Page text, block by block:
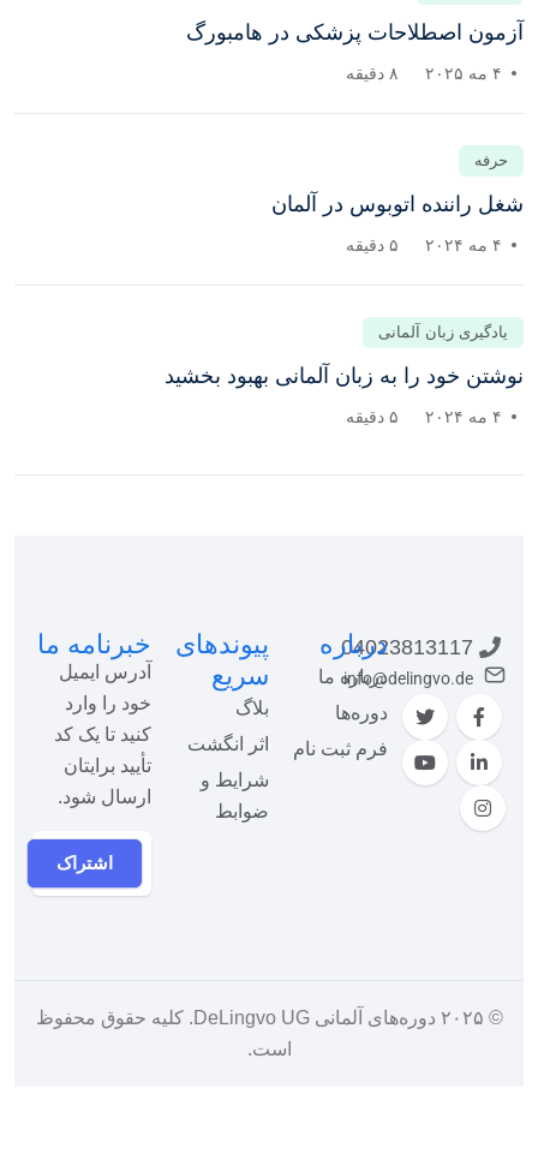
آزمون اصطلاحات پزشکی در هامبورگ
۴ مه ۲۰۲۵ ۸ دقیقه
حرفه
شغل راننده اتوبوس در آلمان
۴ مه ۲۰۲۴ ۵ دقیقه
یادگیری زبان آلمانی
نوشتن خود را به زبان آلمانی بهبود بخشید
۴ مه ۲۰۲۴ ۵ دقیقه
04023813117
info@delingvo.de
درباره
درباره ما
دوره‌ها
فرم ثبت نام
پیوندهای
سریع
بلاگ
اثر انگشت
شرایط و
ضوابط
خبرنامه ما
آدرس ایمیل
خود را وارد
کنید تا یک کد
تأیید برایتان
ارسال شود.
اشتراک
© ۲۰۲۵ دوره‌های آلمانی DeLingvo UG
. کلیه حقوق محفوظ
است.